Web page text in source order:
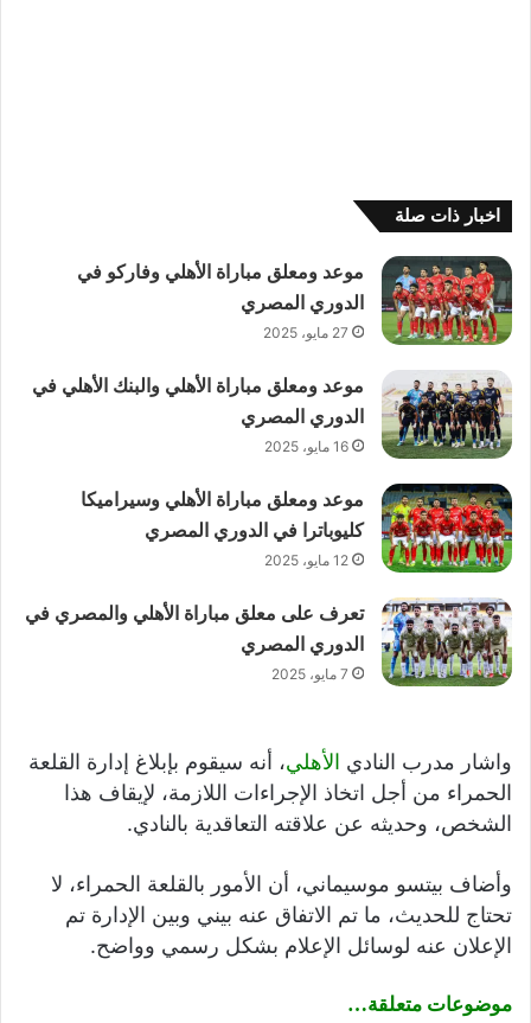
اخبار ذات صلة
موعد ومعلق مباراة الأهلي وفاركو في
الدوري المصري
27 مايو، 2025
موعد ومعلق مباراة الأهلي والبنك الأهلي في
الدوري المصري
16 مايو، 2025
موعد ومعلق مباراة الأهلي وسيراميكا
كليوباترا في الدوري المصري
12 مايو، 2025
تعرف على معلق مباراة الأهلي والمصري في
الدوري المصري
7 مايو، 2025
واشار مدرب النادي الأهلي، أنه سيقوم بإبلاغ إدارة القلعة
الحمراء من أجل اتخاذ الإجراءات اللازمة، لإيقاف هذا
الشخص، وحديثه عن علاقته التعاقدية بالنادي.
وأضاف بيتسو موسيماني، أن الأمور بالقلعة الحمراء، لا
تحتاج للحديث، ما تم الاتفاق عنه بيني وبين الإدارة تم
الإعلان عنه لوسائل الإعلام بشكل رسمي وواضح.
موضوعات متعلقة…